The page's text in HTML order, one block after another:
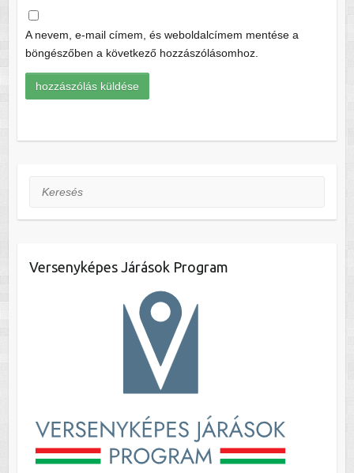
A nevem, e-mail címem, és weboldalcímem mentése a
böngészőben a következő hozzászólásomhoz.
Keresés
Versenyképes Járások Program